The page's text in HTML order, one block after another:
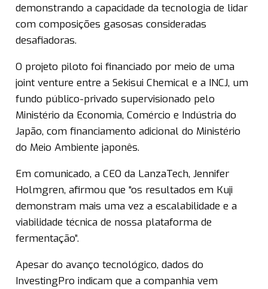
demonstrando a capacidade da tecnologia de lidar
com composições gasosas consideradas
desafiadoras.
O projeto piloto foi financiado por meio de uma
joint venture entre a Sekisui Chemical e a INCJ, um
fundo público-privado supervisionado pelo
Ministério da Economia, Comércio e Indústria do
Japão, com financiamento adicional do Ministério
do Meio Ambiente japonês.
Em comunicado, a CEO da LanzaTech, Jennifer
Holmgren, afirmou que “os resultados em Kuji
demonstram mais uma vez a escalabilidade e a
viabilidade técnica de nossa plataforma de
fermentação”.
Apesar do avanço tecnológico, dados do
InvestingPro indicam que a companhia vem